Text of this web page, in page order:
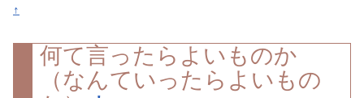
↑
何て言ったらよいものか
（なんていったらよいもの